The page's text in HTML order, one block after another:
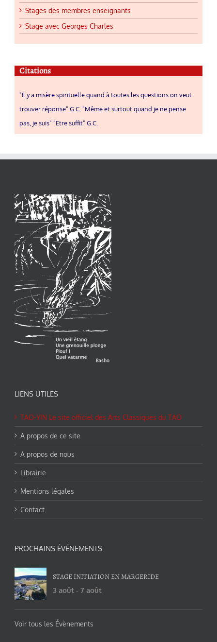
Stages des membres enseignants
Stage avec Georges Charles
Citations
"Il y a misère spirituelle quand à toutes les questions on veut
trouver réponse" G.C. "Même et surtout quand je ne pense
pas, je suis" "Etre suffit" G.C.
LIENS UTILES
TAO-YIN Le site officiel des Arts Classiques du TAO
A propos de ce site
A propos de nous
Librairie
Mentions légales
Contact
PROCHAINS ÉVÉNEMENTS
STAGE INITIATION EN MARGERIDE
3 août - 7 août
Voir tous les Évènements